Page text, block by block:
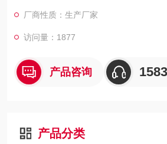
厂商性质：生产厂家
访问量：1877
产品咨询
产品分类